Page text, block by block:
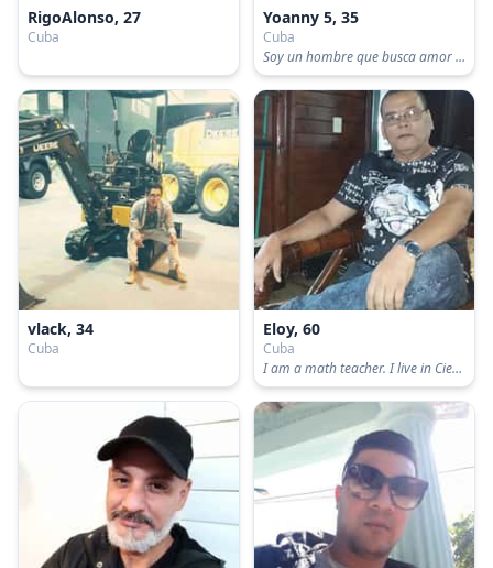
RigoAlonso, 27
Cuba
Yoanny 5, 35
Cuba
Soy un hombre que busca amor ❤️.
vlack, 34
Cuba
Eloy, 60
Cuba
I am a math teacher. I live in Cienfuegos, Cuba. I look the other man of 40 and 50 years old.